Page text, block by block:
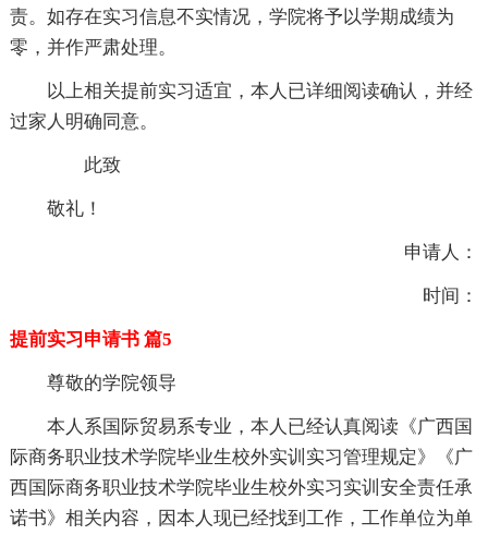
责。如存在实习信息不实情况，学院将予以学期成绩为
零，并作严肃处理。
以上相关提前实习适宜，本人已详细阅读确认，并经
过家人明确同意。
此致
敬礼！
申请人：
时间：
提前实习申请书 篇5
尊敬的学院领导
本人系国际贸易系专业，本人已经认真阅读《广西国
际商务职业技术学院毕业生校外实训实习管理规定》《广
西国际商务职业技术学院毕业生校外实习实训安全责任承
诺书》相关内容，因本人现已经找到工作，工作单位为单